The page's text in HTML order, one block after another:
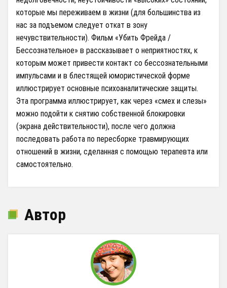
которые мы переживаем в жизни (для большинства из
нас за подъемом следует откат в зону
нечувствительности). Фильм «Убить Фрейда /
Бессознательное» в рассказывает о неприятностях, к
которым может привести контакт со бессознательными
импульсами и в блестящей юмористической форме
иллюстрирует основные психоаналитические защиты.
Эта программа иллюстрирует, как через «смех и слезы»
можно подойти к снятию собственной блокировки
(экрана действительности), после чего должна
последовать работа по пересборке травмирующих
отношений в жизни, сделанная с помощью терапевта или
самостоятельно.
Автор